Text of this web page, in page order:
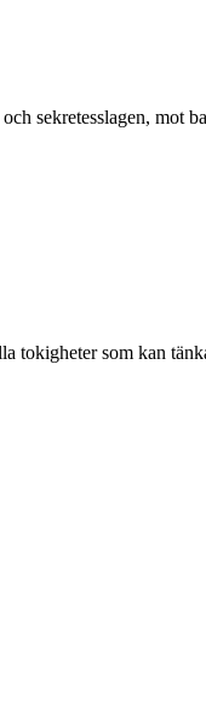
sekretesslagen, mot
som kan